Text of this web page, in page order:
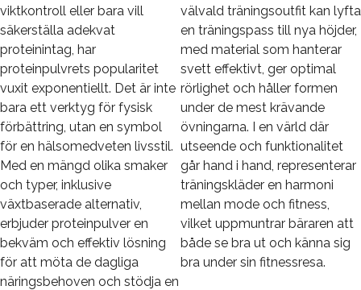
viktkontroll eller bara vill
säkerställa adekvat
proteinintag, har
proteinpulvrets popularitet
vuxit exponentiellt. Det är inte
bara ett verktyg för fysisk
förbättring, utan en symbol
för en hälsomedveten livsstil.
Med en mängd olika smaker
och typer, inklusive
växtbaserade alternativ,
erbjuder proteinpulver en
bekväm och effektiv lösning
för att möta de dagliga
näringsbehoven och stödja en
välvald träningsoutfit kan lyfta
en träningspass till nya höjder,
med material som hanterar
svett effektivt, ger optimal
rörlighet och håller formen
under de mest krävande
övningarna. I en värld där
utseende och funktionalitet
går hand i hand, representerar
träningskläder en harmoni
mellan mode och fitness,
vilket uppmuntrar bäraren att
både se bra ut och känna sig
bra under sin fitnessresa.